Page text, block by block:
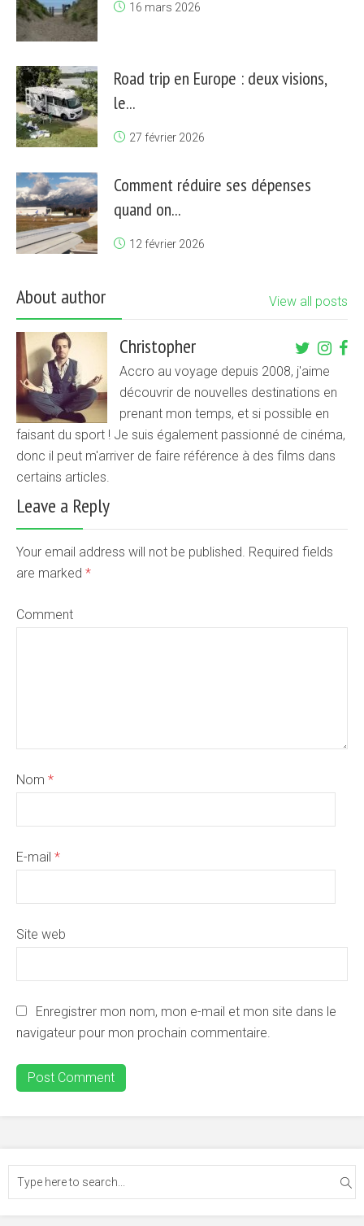
16 mars 2026
Road trip en Europe : deux visions,
le...
27 février 2026
Comment réduire ses dépenses
quand on...
12 février 2026
About author View all posts
Christopher
Accro au voyage depuis 2008, j'aime
découvrir de nouvelles destinations en
prenant mon temps, et si possible en
faisant du sport ! Je suis également passionné de cinéma,
donc il peut m'arriver de faire référence à des films dans
certains articles.
Leave a Reply
Your email address will not be published. Required fields
are marked *
Comment
Nom *
E-mail *
Site web
Enregistrer mon nom, mon e-mail et mon site dans le
navigateur pour mon prochain commentaire.